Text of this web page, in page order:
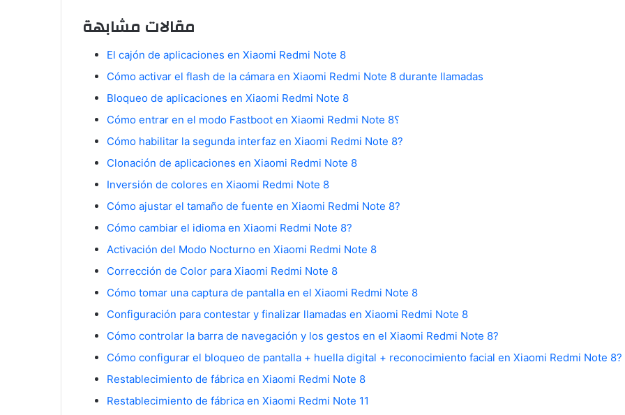
مقالات مشابهة
El cajón de aplicaciones en Xiaomi Redmi Note 8
Cómo activar el flash de la cámara en Xiaomi Redmi Note 8 durante llamadas
Bloqueo de aplicaciones en Xiaomi Redmi Note 8
Cómo entrar en el modo Fastboot en Xiaomi Redmi Note 8؟
Cómo habilitar la segunda interfaz en Xiaomi Redmi Note 8?
Clonación de aplicaciones en Xiaomi Redmi Note 8
Inversión de colores en Xiaomi Redmi Note 8
Cómo ajustar el tamaño de fuente en Xiaomi Redmi Note 8?
Cómo cambiar el idioma en Xiaomi Redmi Note 8?
Activación del Modo Nocturno en Xiaomi Redmi Note 8
Corrección de Color para Xiaomi Redmi Note 8
Cómo tomar una captura de pantalla en el Xiaomi Redmi Note 8
Configuración para contestar y finalizar llamadas en Xiaomi Redmi Note 8
Cómo controlar la barra de navegación y los gestos en el Xiaomi Redmi Note 8?
Cómo configurar el bloqueo de pantalla + huella digital + reconocimiento facial en Xiaomi Redmi Note 8?
Restablecimiento de fábrica en Xiaomi Redmi Note 8
Restablecimiento de fábrica en Xiaomi Redmi Note 11